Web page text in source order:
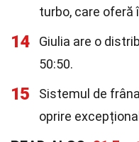
turbo, care oferă
14
Giulia are o
50:50.
15
Sistemul de
oprire